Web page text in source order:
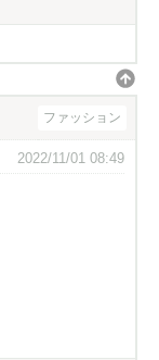
ファッション
2022/11/01 08:49